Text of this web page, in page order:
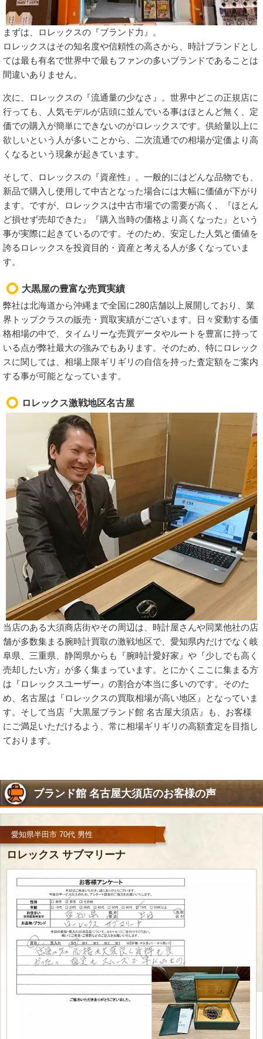
まずは、ロレックスの『ブランド力』。
ロレックスはその知名度や信頼性の高さから、時計ブランドとし
ては最も有名で世界中で最もファンの多いブランドであることは
間違いありません。
次に、ロレックスの『流通量の少なさ』。世界中どこの正規店に
行っても、人気モデルが店頭に並んでいる事はほとんど無く、定
価での購入が簡単にできないのがロレックスです。供給量以上に
欲しいという人が多いことから、二次流通での相場が定価より高
くなるという現象が起きています。
そして、ロレックスの『資産性』。一般的にはどんな品物でも、
新品で購入し使用して中古となった場合には大幅に価値が下がり
ます。ですが、ロレックスは中古市場での需要が高く、『ほとん
ど損せず売却できた』『購入当時の価格より高くなった』という
事が実際に起きているのです。そのため、安定した人気と価値を
誇るロレックスを投資目的・資産と考える人が多くなっていま
す。
大黒屋の豊富な売買実績
弊社は北海道から沖縄まで全国に280店舗以上展開しており、業
界トップクラスの販売・買取実績がございます。日々変動する価
格相場の中で、タイムリーな売買データやルートを豊富に持って
いる点が弊社最大の強みでもあります。そのため、特にロレック
スに関しては、相場上限ギリギリの自信を持った査定額をご案内
する事が可能となっています。
ロレックス激戦地区名古屋
当店のある大須商店街やその周辺は、時計屋さんや同業他社の店
舗が多数集まる腕時計買取の激戦地区で、愛知県内だけでなく岐
阜県、三重県、静岡県からも『腕時計愛好家』や『少しでも高く
売却したい方』が多く集まっています。とにかくここに集まる方
は『ロレックスユーザー』の割合が本当に多いのです。そのた
め、名古屋は『ロレックスの買取相場が高い地区』となっていま
す。そして当店『大黒屋ブランド館 名古屋大須店』も、お客様
にご満足いただけるよう、常に相場ギリギリの高額査定を目指し
ております。
ブランド館 名古屋大須店のお客様の声
愛知県半田市 70代 男性
ロレックス サブマリーナ